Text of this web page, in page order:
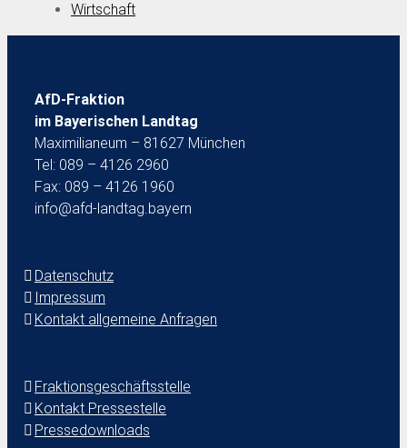
Wirtschaft
AfD-Fraktion
im Bayerischen Landtag
Maximilianeum – 81627 München
Tel: 089 – 4126 2960
Fax: 089 – 4126 1960
info@afd-landtag.bayern
Datenschutz
Impressum
Kontakt allgemeine Anfragen
Fraktionsgeschäftsstelle
Kontakt Pressestelle
Pressedownloads